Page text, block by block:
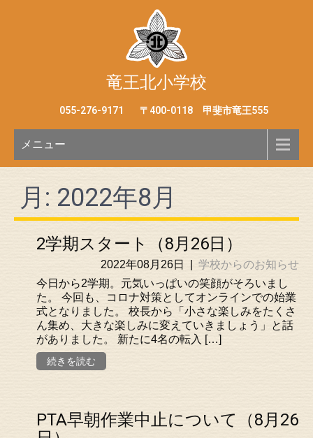
竜王北小学校
055-276-9171 〒400-0118 甲斐市竜王555
メニュー
月: 2022年8月
2学期スタート（8月26日）
2022年08月26日
学校からのお知らせ
今日から2学期。元気いっぱいの笑顔がそろいまし
た。 今回も、コロナ対策としてオンラインでの始業
式となりました。 校長から「小さな楽しみをたくさ
ん集め、大きな楽しみに変えていきましょう」と話
がありました。 新たに4名の転入 […]
続きを読む
PTA早朝作業中止について（8月26